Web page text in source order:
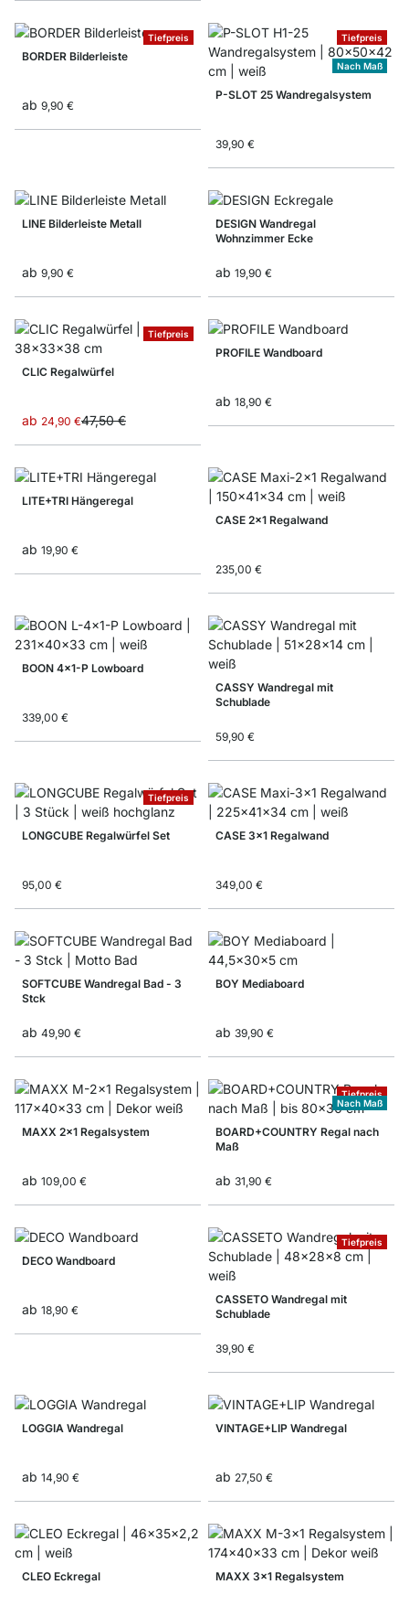
Tiefpreis
BORDER Bilderleiste
ab 9,90 €
Tiefpreis
Nach Maß
P-SLOT 25 Wandregalsystem
39,90 €
LINE Bilderleiste Metall
ab 9,90 €
DESIGN Wandregal
Wohnzimmer Ecke
ab 19,90 €
Tiefpreis
CLIC Regalwürfel
ab 24,90 €47,50 €
PROFILE Wandboard
ab 18,90 €
LITE+TRI Hängeregal
ab 19,90 €
CASE 2x1 Regalwand
235,00 €
BOON 4x1-P Lowboard
339,00 €
CASSY Wandregal mit
Schublade
59,90 €
Tiefpreis
LONGCUBE Regalwürfel Set
95,00 €
CASE 3x1 Regalwand
349,00 €
SOFTCUBE Wandregal Bad - 3
Stck
ab 49,90 €
BOY Mediaboard
ab 39,90 €
MAXX 2x1 Regalsystem
ab 109,00 €
Tiefpreis
Nach Maß
BOARD+COUNTRY Regal nach
Maß
ab 31,90 €
DECO Wandboard
ab 18,90 €
Tiefpreis
CASSETO Wandregal mit
Schublade
39,90 €
LOGGIA Wandregal
ab 14,90 €
VINTAGE+LIP Wandregal
ab 27,50 €
CLEO Eckregal MAXX 3x1 Regalsystem